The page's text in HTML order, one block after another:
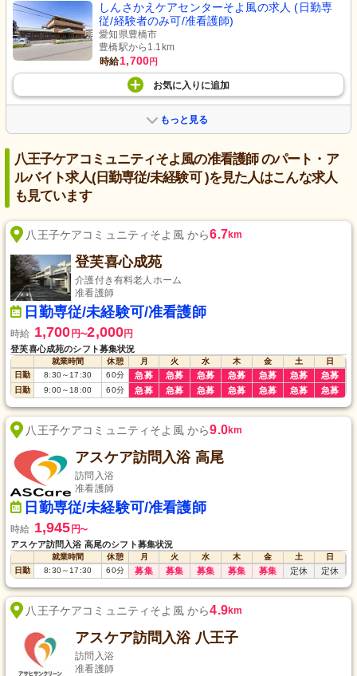
しんさかえケアセンターそよ風の求人 (日勤専
従/経験者のみ可/准看護師)
愛知県豊橋市
豊橋駅から1.1km
時給1,700円
お気に入り に追加
もっと見る
八王子ケアコミュニティそよ風の准看護師 のパート・ア
ルバイト求人(日勤専従/未経験可 )を見た人はこんな求人
も見ています
八王子ケアコミュニティそよ風 から6.7km
登芙喜心成苑
介護付き有料老人ホーム
准看護師
日勤専従/未経験可/准看護師
時給 1,700 円〜2,000円
登芙喜心成苑のシフト募集状況
就業時間 休憩 月 火 水 木 金 土
日
日勤
8:30～17:30 60分 急募 急募 急募 急募 急募 急募 急募
日勤 9:00～18:00 60分 急募 急募 急募 急募 急募 急募 急募
八王子ケアコミュニティそよ風 から9.0km
アスケア訪問入浴 高尾
訪問入浴
准看護師
日勤専従/未経験可/准看護師
時給 1,945 円〜
アスケア訪問入浴 高尾のシフト募集状況
就業時間 休憩 月 火 水 木 金 土
日
日勤
8:30～17:30 60分 募集 募集 募集 募集 募集 定休 定休
八王子ケアコミュニティそよ風 から4.9km
アスケア訪問入浴 八王子
訪問入浴
准看護師